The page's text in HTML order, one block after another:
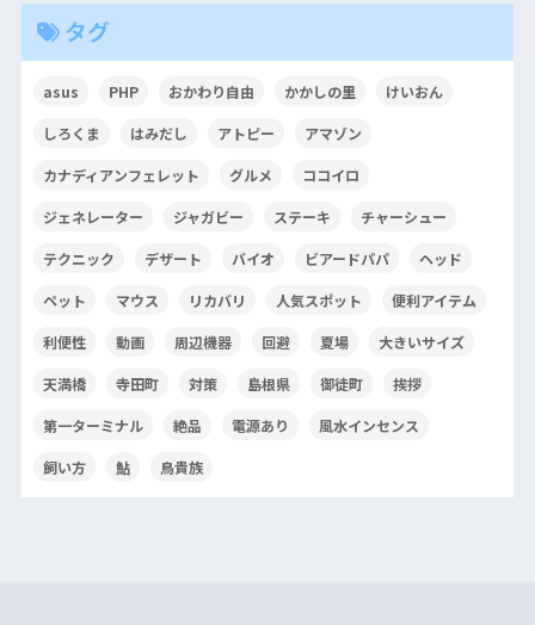
タグ
asus PHP おかわり自由 かかしの里 けいおん
しろくま はみだし アトピー アマゾン
カナディアンフェレット グルメ ココイロ
ジェネレーター ジャガビー ステーキ チャーシュー
テクニック デザート バイオ ビアードパパ ヘッド
ペット マウス リカバリ 人気スポット 便利アイテム
利便性 動画 周辺機器 回避 夏場 大きいサイズ
天満橋 寺田町 対策 島根県 御徒町 挨拶
第一ターミナル 絶品 電源あり 風水インセンス
飼い方 鮎 鳥貴族